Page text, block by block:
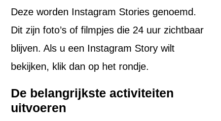
Deze worden Instagram Stories genoemd.
Dit zijn foto’s of filmpjes die 24 uur zichtbaar
blijven. Als u een Instagram Story wilt
bekijken, klik dan op het rondje.
De belangrijkste activiteiten
uitvoeren